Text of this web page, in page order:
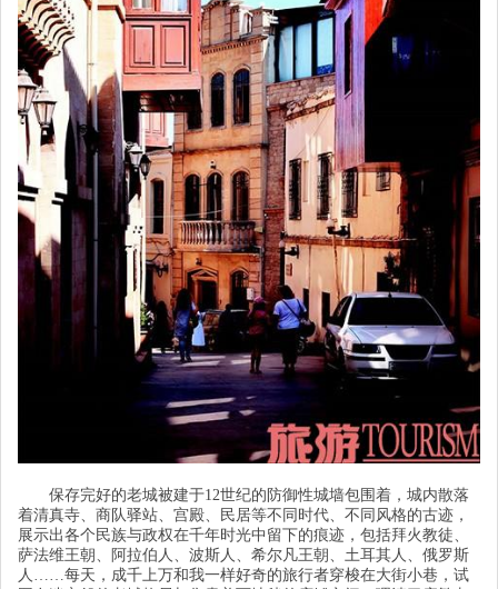
保存完好的老城被建于12世纪的防御性城墙包围着，城内散落
着清真寺、商队驿站、宫殿、民居等不同时代、不同风格的古迹，
展示出各个民族与政权在千年时光中留下的痕迹，包括拜火教徒、
萨法维王朝、阿拉伯人、波斯人、希尔凡王朝、土耳其人、俄罗斯
人……每天，成千上万和我一样好奇的旅行者穿梭在大街小巷，试